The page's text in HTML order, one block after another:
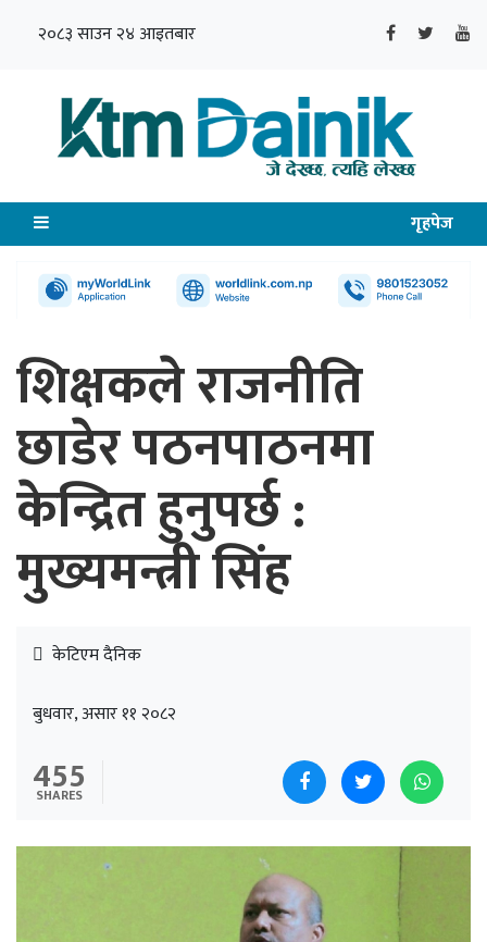
२०८३ साउन २४ आइतबार
गृहपेज
शिक्षकले राजनीति
छाडेर पठनपाठनमा
केन्द्रित हुनुपर्छ :
मुख्यमन्त्री सिंह
केटिएम दैनिक
बुधवार, असार ११ २०८२
455
SHARES